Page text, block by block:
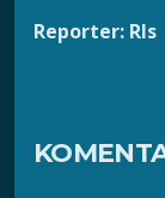
Reporter: Rls